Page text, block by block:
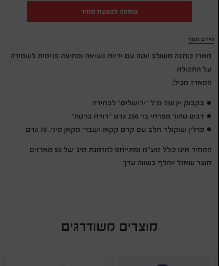
הוספה להצעת מחיר
מידע נוסף
מארז כותנה משולב יוטה עם ידיות נשיאה ומחיצה פנימית לשמירה
על התכולה
המארז מכיל:
● בקבוק יין 750 מ"ל "ירושלים" לבחירה
● דבש טהור מפרחי בר 250 גרם "דודה ברטה"
● פרלין שוקולד חלב עם קרם קקאו ושברי פקאן סיני, 78 גרם
המחיר אינו כולל מע"מ ומתייחס להזמנת מינ' של 50 מארזים
מוצר שאזל יוחלף בשווה ערך
מוצרים משודרגים